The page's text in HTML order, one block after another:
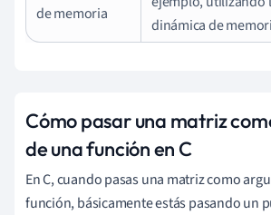
de memoria
dinámica de
Cómo pasar una matriz
de una función en C
En C, cuando pasas una matriz como
función, básicamente estás pasando un